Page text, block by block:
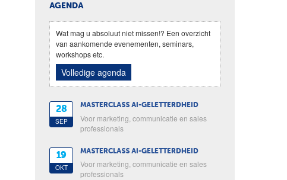
AGENDA
Wat mag u absoluut niet missen!? Een overzicht
van aankomende evenementen, seminars,
workshops etc.
Volledige agenda
28
SEP
MASTERCLASS AI-GELETTERDHEID
Voor marketing, communicatie en sales
professionals
19
OKT
MASTERCLASS AI-GELETTERDHEID
Voor marketing, communicatie en sales
professionals